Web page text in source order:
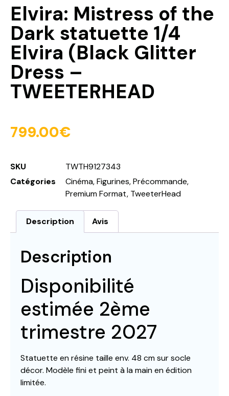
Elvira: Mistress of the
Dark statuette 1/4
Elvira (Black Glitter
Dress –
TWEETERHEAD
799.00€
SKU
TWTH9127343
Catégories
Cinéma,Figurines,Précommande,
Premium Format, TweeterHead
Description Avis
Description
Disponibilité
estimée 2ème
trimestre 2027
Statuette en résine taille env. 48 cm sur socle
décor. Modèle fini et peint à la main en édition
limitée.